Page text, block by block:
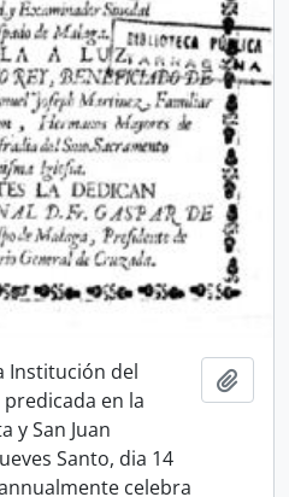
Institución del
en la
y San Juan
Santo, dia 14
celebra